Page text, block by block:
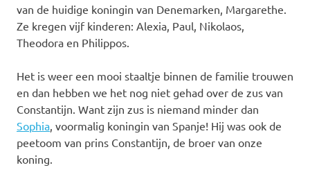
van de huidige koningin van Denemarken, Margarethe.
Ze kregen vijf kinderen: Alexia, Paul, Nikolaos,
Theodora en Philippos.
Het is weer een mooi staaltje binnen de familie trouwen
en dan hebben we het nog niet gehad over de zus van
Constantijn. Want zijn zus is niemand minder dan
Sophia , voormalig koningin van Spanje! Hij was ook de
peetoom van prins Constantijn, de broer van onze
koning.